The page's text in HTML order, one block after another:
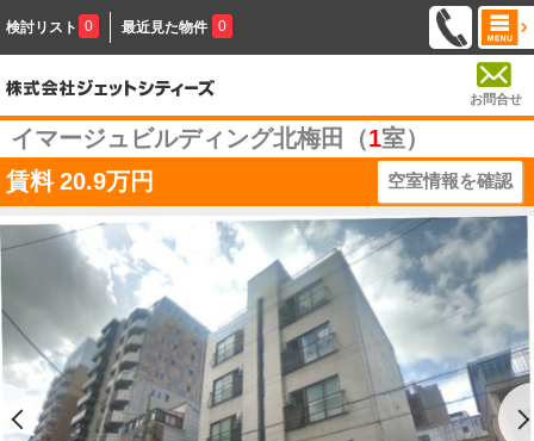
検討リスト 0 最近見た物件 0
お問合せ
イマージュビルディング北梅田（1室）
賃料 20.9万円 空室情報を確認